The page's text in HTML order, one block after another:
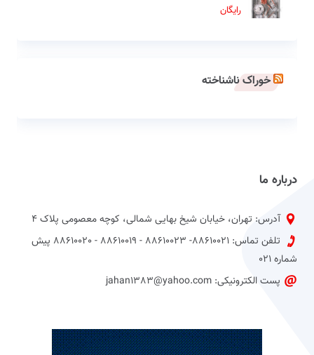
رایگان
خوراک ناشناخته
درباره ما
آدرس: تهران، خیابان شیخ بهایی شمالی، کوچه معصومی پلاک 4
تلفن تماس: 88610021- 88610023 - 88610019 - 88610020 پیش
شماره 021
پست الکترونیکی: jahan1383@yahoo.com